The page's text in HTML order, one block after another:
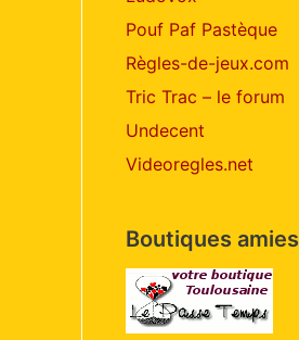
Pouf Paf Pastèque
Règles-de-jeux.com
Tric Trac – le forum
Undecent
Videoregles.net
Boutiques amies